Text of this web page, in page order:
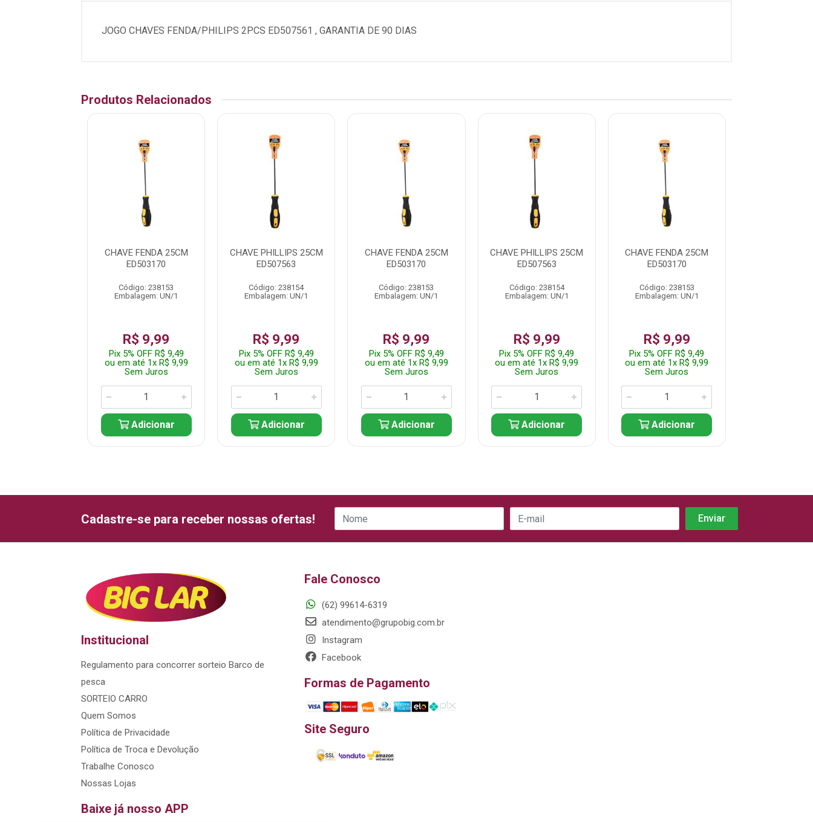
JOGO CHAVES FENDA/PHILIPS 2PCS ED507561 , GARANTIA DE 90 DIAS
Produtos Relacionados
CHAVE FENDA 25CM
ED503170
Código: 238153
Embalagem: UN/1
R$ 9,99
Pix 5% OFF R$ 9,49
ou em até 1x R$ 9,99
Sem Juros
Adicionar
CHAVE PHILLIPS 25CM
ED507563
Código: 238154
Embalagem: UN/1
R$ 9,99
Pix 5% OFF R$ 9,49
ou em até 1x R$ 9,99
Sem Juros
Adicionar
CHAVE FENDA 25CM
ED503170
Código: 238153
Embalagem: UN/1
R$ 9,99
Pix 5% OFF R$ 9,49
ou em até 1x R$ 9,99
Sem Juros
Adicionar
CHAVE PHILLIPS 25CM
ED507563
Código: 238154
Embalagem: UN/1
R$ 9,99
Pix 5% OFF R$ 9,49
ou em até 1x R$ 9,99
Sem Juros
Adicionar
CHAVE FENDA 25CM
ED503170
Código: 238153
Embalagem: UN/1
R$ 9,99
Pix 5% OFF R$ 9,49
ou em até 1x R$ 9,99
Sem Juros
Adicionar
Cadastre-se para receber nossas ofertas!
Institucional
Regulamento para concorrer sorteio Barco de
pesca
SORTEIO CARRO
Quem Somos
Política de Privacidade
Política de Troca e Devolução
Trabalhe Conosco
Nossas Lojas
Baixe já nosso APP
Fale Conosco
(62) 99614-6319
atendimento@grupobig.com.br
Instagram
Facebook
Formas de Pagamento
Site Seguro